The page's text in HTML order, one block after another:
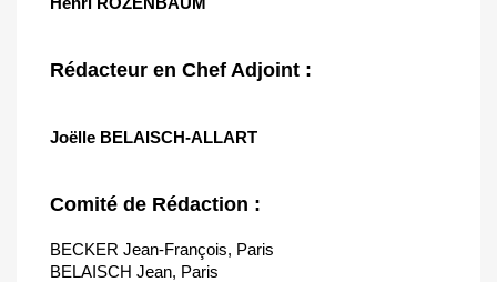
Rédacteur en Chef Adjoint :
Joëlle BELAISCH-ALLART
Comité de Rédaction :
BECKER Jean-François, Paris
BELAISCH Jean, Paris